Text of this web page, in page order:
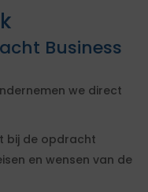
Business
we direct
bij de opdracht
en wensen van de